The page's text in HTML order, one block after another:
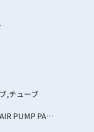
,チューブ
PTFE FLUID and AIR PUMP PARTS